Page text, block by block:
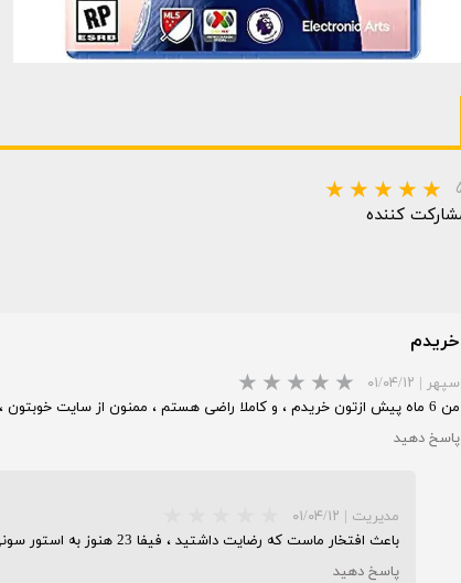
خریدم
سپهر | ۰۱/۰۴/۱۲
من 6 ماه پیش ازتون خریدم ، و کاملا راضی هستم ، ممنون از سایت خوبتون ، اکانت قانونی فیفا 23 پیش فروش نمیکنید؟
پاسخ دهید
مدیریت | ۰۱/۰۴/۱۲
باعث افتخار ماست که رضایت داشتید ، فیفا 23 هنوز به استور سونی اضافه نشده ، به محض اضافه شدن قرار میگیره
پاسخ دهید